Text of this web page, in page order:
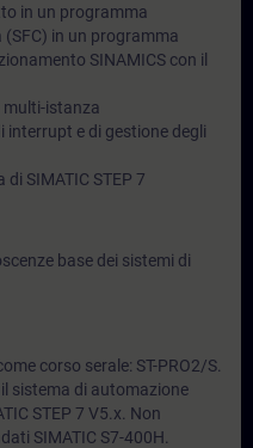
in un programma
in un programma
SINAMICS con il
multi-istanza
interrupt e di gestione degli
SIMATIC STEP 7
base dei sistemi di
corso serale: ST-PRO2/S.
sistema di automazione
STEP 7 V5.x. Non
SIMATIC S7-400H.